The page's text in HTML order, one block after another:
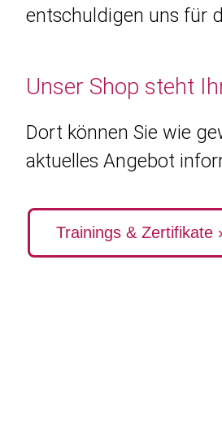
entschuldigen uns für
Unser Shop steht
Dort können Sie wie
aktuelles Angebot
Trainings & Zertifikate